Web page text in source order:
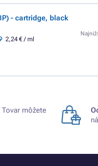
- cartridge, black
2,24 € / ml
Tovar môžete